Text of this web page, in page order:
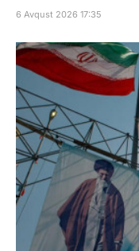
6 Avqust 2026 17:35